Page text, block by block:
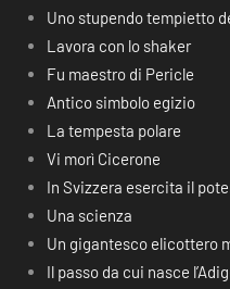
Uno stupendo tempietto
Lavora con lo shaker
Fu maestro di Pericle
Antico simbolo egizio
La tempesta polare
Vi morì Cicerone
In Svizzera esercita il
Una scienza
Un gigantesco elicottero
Il passo da cui nasce